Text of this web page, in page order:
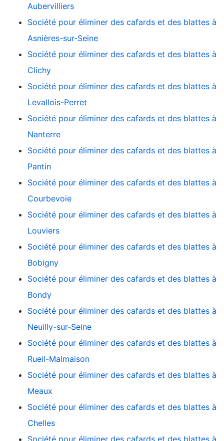
Aubervilliers
Société pour éliminer des cafards et des blattes à
Asnières-sur-Seine
Société pour éliminer des cafards et des blattes à
Clichy
Société pour éliminer des cafards et des blattes à
Levallois-Perret
Société pour éliminer des cafards et des blattes à
Nanterre
Société pour éliminer des cafards et des blattes à
Pantin
Société pour éliminer des cafards et des blattes à
Courbevoie
Société pour éliminer des cafards et des blattes à
Louviers
Société pour éliminer des cafards et des blattes à
Bobigny
Société pour éliminer des cafards et des blattes à
Bondy
Société pour éliminer des cafards et des blattes à
Neuilly-sur-Seine
Société pour éliminer des cafards et des blattes à
Rueil-Malmaison
Société pour éliminer des cafards et des blattes à
Meaux
Société pour éliminer des cafards et des blattes à
Chelles
Société pour éliminer des cafards et des blattes à